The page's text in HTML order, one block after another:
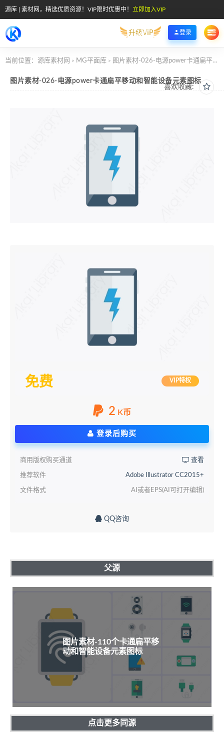
源库 | 素材网，精选优质资源！VIP限时优惠中！ 立即加入VIP
升级VIP 登录
当前位置： 源库素材网 > MG平面库 > 图片素材-026-电源power卡通扁平移动和智能设备元素图标
喜欢收藏:
图片素材-026-电源power卡通扁平移动和智能设备元素图标
免费 VIP特权
2 K币
登录后购买
商用版权购买通道 查看
推荐软件 Adobe Illustrator CC2015+
文件格式 AI或者EPS(AI可打开编辑)
QQ咨询
父源
图片素材-110个卡通扁平移
动和智能设备元素图标
点击更多同源